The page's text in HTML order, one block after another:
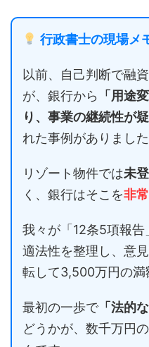
行政書士の現場メ
以前、自己判断で融
が、銀行から
「用途
り、事業の継続性が疑
れた事例がありました
リゾート物件では未
く、銀行はそこを非
我々が「12条5項報
適法性を整理し、意
転して3,500万円の満
最初の一歩で「法的な
どうかが、数千万円